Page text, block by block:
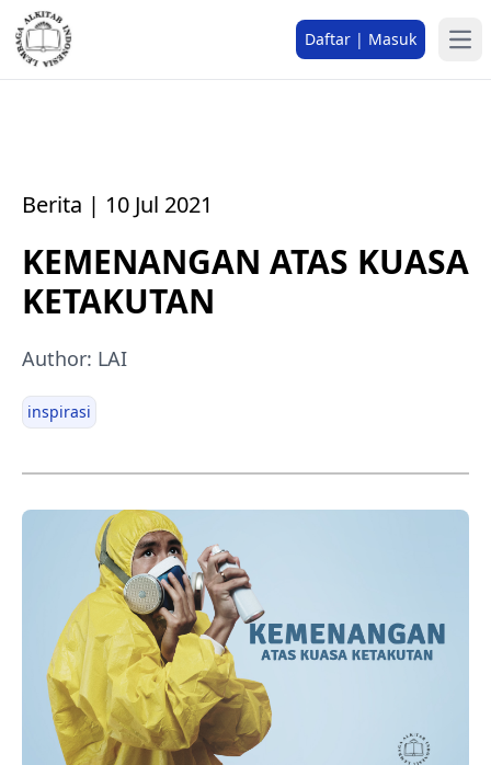
Daftar | Masuk
Berita | 10 Jul 2021
KEMENANGAN ATAS KUASA
KETAKUTAN
Author: LAI
inspirasi